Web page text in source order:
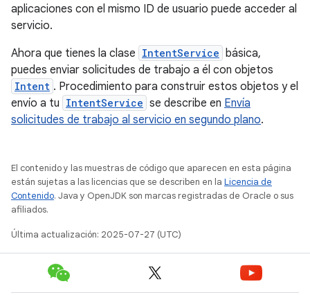
aplicaciones con el mismo ID de usuario puede acceder al
servicio.
Ahora que tienes la clase IntentService básica,
puedes enviar solicitudes de trabajo a él con objetos
Intent . Procedimiento para construir estos objetos y el
envío a tu IntentService se describe en Envía
solicitudes de trabajo al servicio en segundo plano.
El contenido y las muestras de código que aparecen en esta página
están sujetas a las licencias que se describen en la Licencia de
Contenido. Java y OpenJDK son marcas registradas de Oracle o sus
afiliados.
Última actualización: 2025-07-27 (UTC)